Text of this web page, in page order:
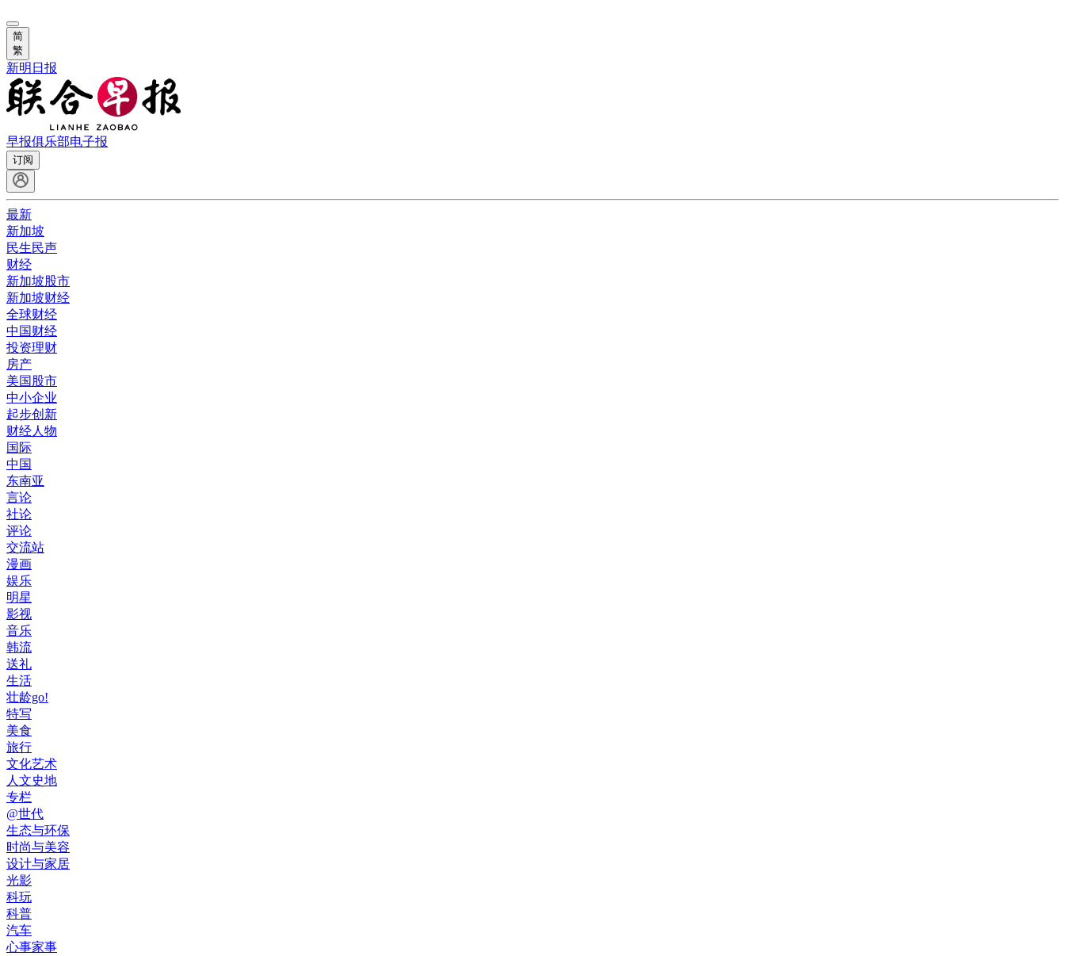
简
繁
新明日报
早报俱乐部电子报
订阅
最新
新加坡
民生民声
财经
新加坡股市
新加坡财经
全球财经
中国财经
投资理财
房产
美国股市
中小企业
起步创新
财经人物
国际
中国
东南亚
言论
社论
评论
交流站
漫画
娱乐
明星
影视
音乐
韩流
送礼
生活
壮龄go!
特写
美食
旅行
文化艺术
人文史地
专栏
@世代
生态与环保
时尚与美容
设计与家居
光影
科玩
科普
汽车
心事家事